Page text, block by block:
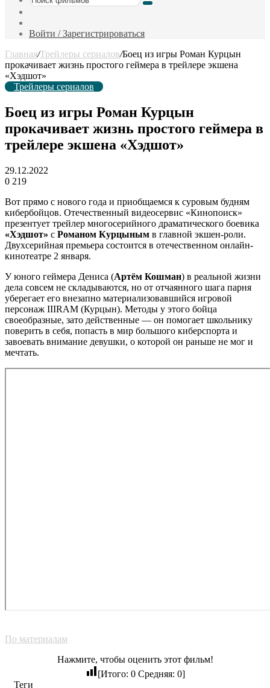
Поиск
фильм
Войти / Зарегистрироваться
Главная/Трейлеры сериалов/Боец из игры Роман Курцын
прокачивает жизнь простого геймера в трейлере экшена
«Хэдшот»
Трейлеры сериалов
Боец из игры Роман Курцын
прокачивает жизнь простого геймера в
трейлере экшена «Хэдшот»
29.12.2022
0 219
Вот прямо с нового года и приобщаемся к суровым будням
кибербойцов. Отечественный видеосервис «Кинопоиск»
презентует трейлер многосерийного драматического боевика
«Хэдшот» с Романом Курцыным в главной экшен-роли.
Двухсерийная премьера состоится в отечественном онлайн-
кинотеатре 2 января.
У юного геймера Дениса (Артём Кошман) в реальной жизни
дела совсем не складываются, но от отчаянного шага парня
уберегает его внезапно материализовавшийся игровой
персонаж IIIRAM (Курцын). Методы у этого бойца
своеобразные, зато действенные — он помогает школьнику
поверить в себя, попасть в мир большого киберспорта и
завоевать внимание девушки, о которой он раньше не мог и
мечтать.
По материалам
Нажмите, чтобы оценить этот фильм!
[Итого: 0Средняя: 0]
Теги